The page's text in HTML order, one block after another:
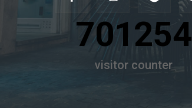
701254
visitor counter